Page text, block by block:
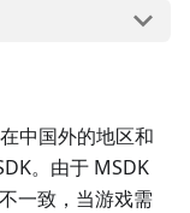
中国外的地区和
。由于 MSDK
一致，当游戏需